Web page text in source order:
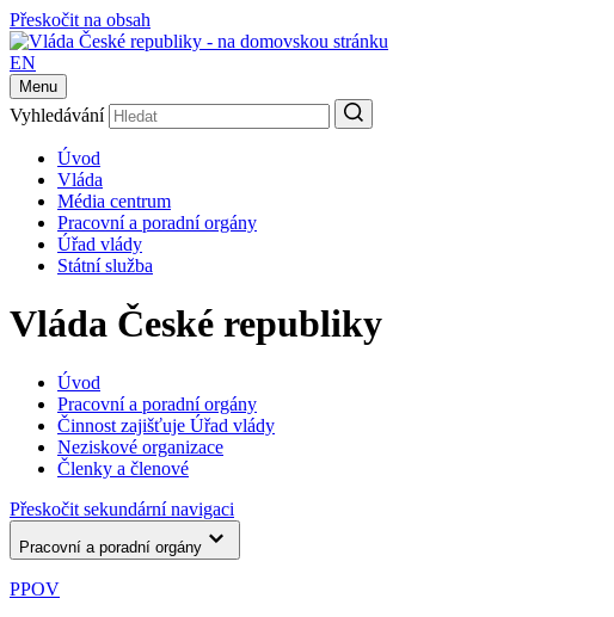
Přeskočit na obsah
EN
Menu
Vyhledávání
Úvod
Vláda
Média centrum
Pracovní a poradní orgány
Úřad vlády
Státní služba
Vláda České republiky
Úvod
Pracovní a poradní orgány
Činnost zajišťuje Úřad vlády
Neziskové organizace
Členky a členové
Přeskočit sekundární navigaci
Pracovní a poradní orgány
PPOV